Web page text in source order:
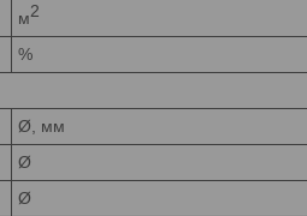
м2
%
Ø, мм
Ø
Ø